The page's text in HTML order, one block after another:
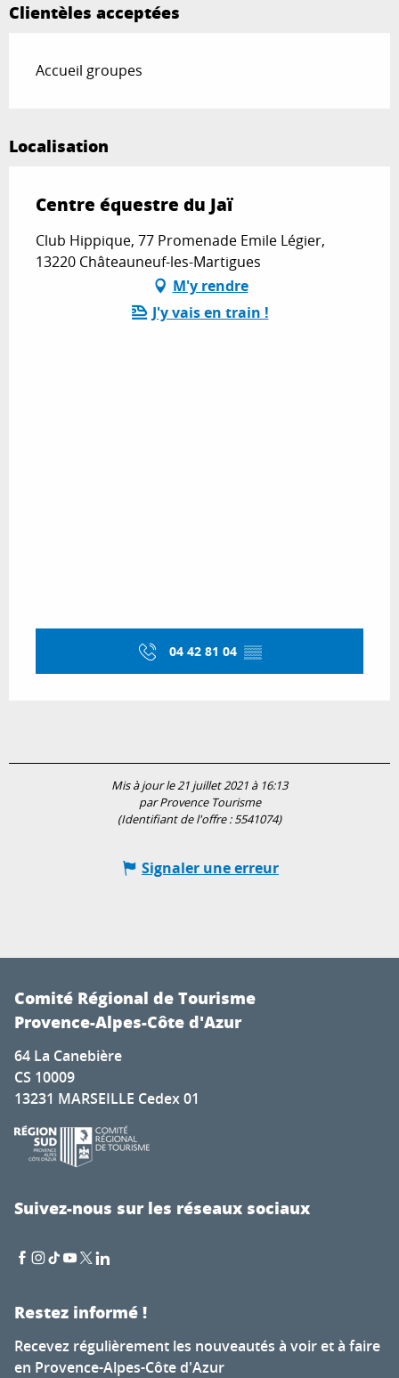
Clientèles acceptées
Accueil groupes
Localisation
Centre équestre du Jaï
Club Hippique, 77 Promenade Emile Légier,
13220 Châteauneuf-les-Martigues
M'y rendre
J'y vais en train !
04 42 81 04 ▒▒
Mis à jour le 21 juillet 2021 à 16:13
par Provence Tourisme
(Identifiant de l'offre :5541074)
Signaler une erreur
Comité Régional de Tourisme
Provence-Alpes-Côte d'Azur
64 La Canebière
CS 10009
13231 MARSEILLE Cedex 01
Suivez-nous sur les réseaux sociaux
Restez informé !
Recevez régulièrement les nouveautés à voir et à faire
en Provence-Alpes-Côte d'Azur